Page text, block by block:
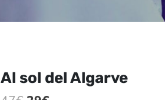
Al sol del Algarve